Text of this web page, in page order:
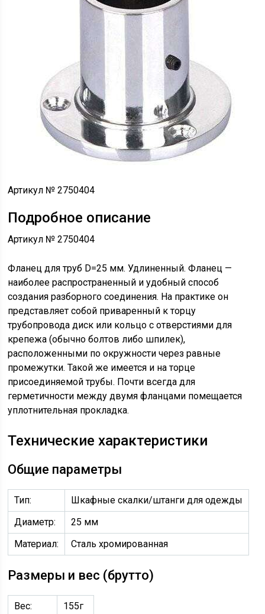
Артикул № 2750404
Подробное описание
Артикул № 2750404
Фланец для труб D=25 мм. Удлиненный. Фланец —
наиболее распространенный и удобный способ
создания разборного соединения. На практике он
представляет собой приваренный к торцу
трубопровода диск или кольцо с отверстиями для
крепежа (обычно болтов либо шпилек),
расположенными по окружности через равные
промежутки. Такой же имеется и на торце
присоединяемой трубы. Почти всегда для
герметичности между двумя фланцами помещается
уплотнительная прокладка.
Технические характеристики
Общие параметры
Тип:
Шкафные скалки/штанги для одежды
Диаметр:
25 мм
Материал:
Сталь хромированная
Размеры и вес (брутто)
Вес: 155г